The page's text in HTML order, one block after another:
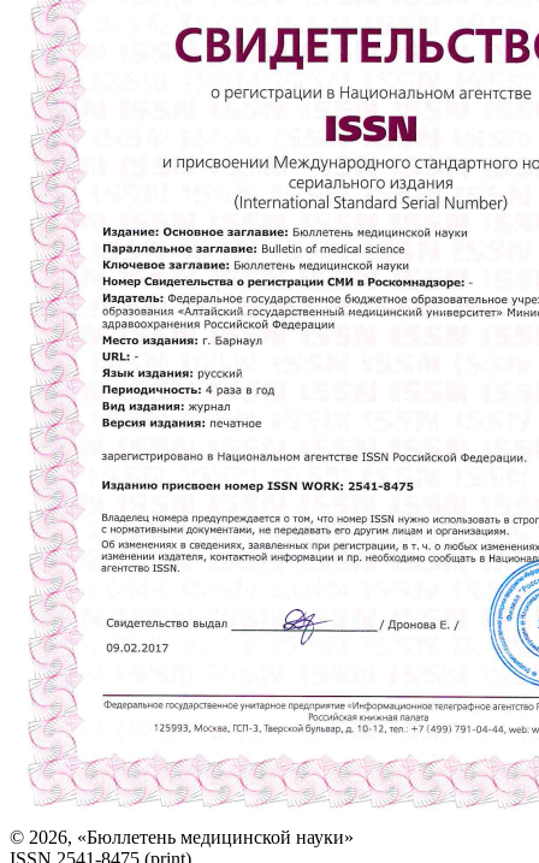
© 2026, «Бюллетень медицинской науки»
ISSN 2541-8475 (print)